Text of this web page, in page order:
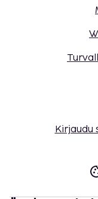
Kirjaudu